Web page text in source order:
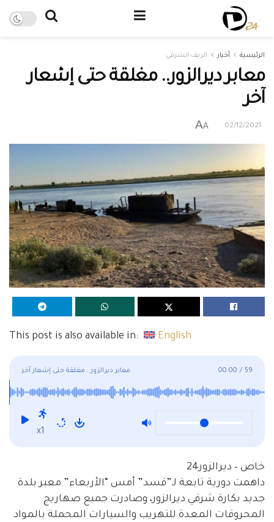
الرئيسية أخبار الريف الشرقي
معابر ديرالزور.. مغلقة حتى إشعار
آخر
02/12/2021
A
A
This post is also available in: English
معابر ديرالزور.. مغلقة حتى إشعار آخر 00:00 / 59
x1
خاص – ديرالزور24
داهمت دورية تابعة لـ”قسد” أمس “الأربعاء” معبر بلدة
جديد بكارة شرقي ديرالزور، وصادرت جميع صهاريج
المحروقات المعدة للتهريب والسيارات المحملة بالمواد